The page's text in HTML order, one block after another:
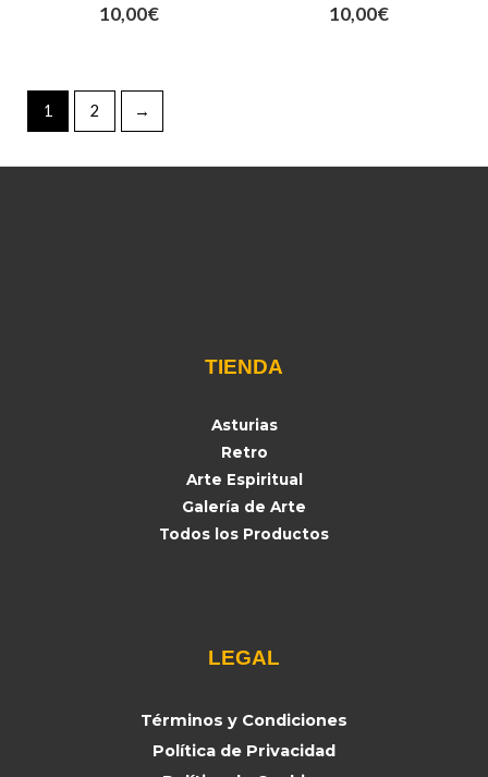
10,00€ 10,00€
1 2 →
TIENDA
Asturias
Retro
Arte Espiritual
Galería de Arte
Todos los Productos
LEGAL
Términos y Condiciones
Política de Privacidad